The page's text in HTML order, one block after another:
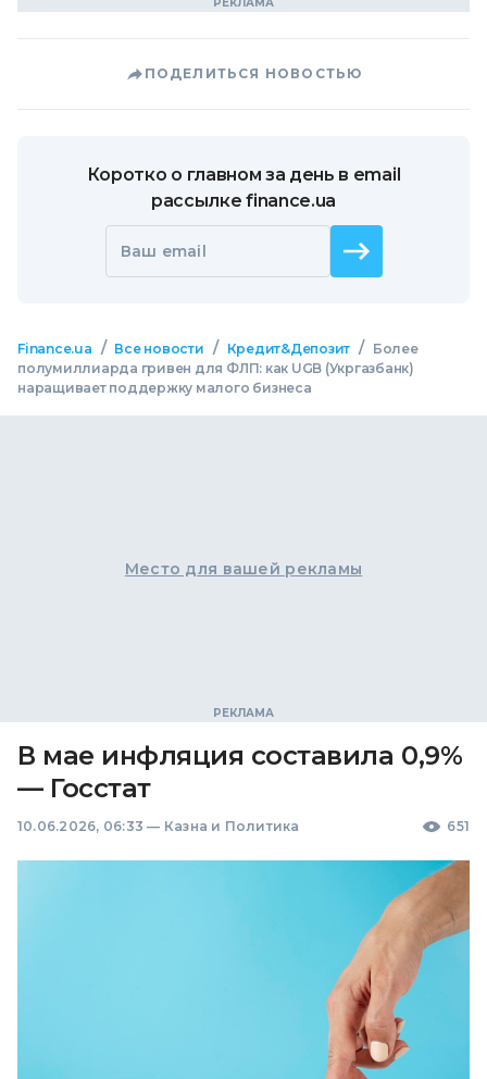
ПОДЕЛИТЬСЯ НОВОСТЬЮ
Коротко о главном за день в email
рассылке finance.ua
Ваш email
Finance.ua / Все новости / Кредит&Депозит /
Более
полумиллиарда гривен для ФЛП: как UGB (Укргазбанк)
наращивает поддержку малого бизнеса
Место для вашей рекламы
В мае инфляция составила 0,9%
— Госстат
10.06.2026, 06:33 — Казна и Политика 651